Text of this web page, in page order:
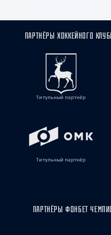
ПАРТНЁРЫ ХОККЕЙНОГО
Титульный партнёр
Титульный партнёр
ПАРТНЁРЫ ФОНБЕТ